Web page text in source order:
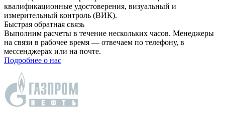
квалификационные удостоверения, визуальный и
измерительный контроль (ВИК).
Быстрая обратная связь
Выполним расчеты в течение нескольких часов. Менеджеры
на связи в рабочее время — отвечаем по телефону, в
мессенджерах или на почте.
Подробнее о нас